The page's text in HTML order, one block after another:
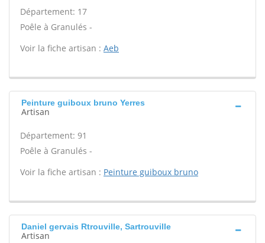
Département: 17
Poêle à Granulés -
Voir la fiche artisan : Aeb
Peinture guiboux bruno Yerres
Artisan
Département: 91
Poêle à Granulés -
Voir la fiche artisan : Peinture guiboux bruno
Daniel gervais Rtrouville, Sartrouville
Artisan